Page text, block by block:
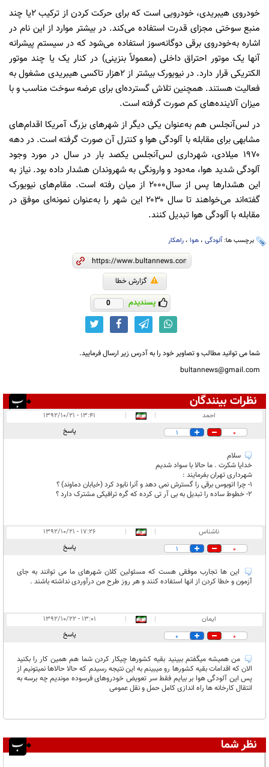
خودروی هیبریدی، خودرویی است که برای حرکت کردن از ترکیب 2یا چند
منبع سوختی مجزای قدرت استفاده می‌کند. در بیشتر موارد از این نام در
اشاره به‌خودروی برقی دوگانه‌سوز استفاده می‌شود که در سیستم پیشرانه
آنها یک موتور احتراق داخلی (معمولاً بنزینی) در کنار یک یا چند موتور
الکتریکی قرار دارد. در نیویورک بیشتر از ۲هزار تاکسی هیبریدی مشغول به
فعالیت هستند. همچنین تلاش گسترده‌ای برای عرضه سوخت مناسب و با
میزان آلاینده‌های کم صورت گرفته است.
در لس‌آنجلس هم به‌عنوان یکی دیگر از شهرهای بزرگ آمریکا اقدام‌های
مشابهی برای مقابله با آلودگی هوا و کنترل آن صورت گرفته است. در دهه
۱۹۷۰ میلادی، شهرداری لس‌آنجلس یکصد بار در سال در مورد وجود
آلودگی شدید هوا، مه‌دود و وارونگی به شهروندان هشدار داده بود. نیاز به
این هشدارها پس از سال۲۰۰۰ از میان رفته است. مقام‌های نیویورک
گفته‌اند می‌خواهند تا سال ۲۰۳۰ این شهر را به‌عنوان نمونه‌ای موفق در
مقابله با آلودگی هوا تبدیل کنند.
برچسب ها:آلودگی ، هوا ، راهکار
گزارش خطا
پسندیدم 0
شما می توانید مطالب و تصاویر خود را به آدرس زیر ارسال فرمایید.
bultannews@gmail.com
نظرات بینندگان
در انتظار بررسی:۱
احمد |
|
۱۳:۴۱ - ۱۳۹۲/۱۰/۲۱
0
1 پاسخ
سلام
خدایا شکرت . ما حالا با سواد شدیم
شهرداری تهران بفرمایند :
1- چرا اتوبوس برقی را گسترش نمی دهد و آنرا نابود کرد (خیابان دماوند) ؟
2- خطوط ساده را تبدیل به بی آر تی کرده که گره ترافیکی مشترک دارد ؟
ناشناس |
|
۱۷:۲۶ - ۱۳۹۲/۱۰/۲۱
0
1 پاسخ
این ها تجارب موفقی هست که مسئولین کلان شهرهای ما می توانند به جای
آزمون و خطا کردن از انها استفاده کنند و هر روز طرح من درآوردی نداشته باشند .
ایمان |
|
۱۳:۰۱ - ۱۳۹۲/۱۰/۲۲
0
0 پاسخ
من همیشه میگفتم ببینید بقیه کشورها چیکار کردن شما هم همین کار را بکنید
الان که اقدامات بقیه کشورها رو میبینم به این نتیجه رسیدم که حالا حالاها نمیتونیم از
پس این آلودگی هوا بر بیایم فقط سر تعویض خودروهای فرسوده موندیم چه برسه به
انتقال کارخانه ها راه اندازی کامل حمل و نقل عمومی
نظر شما